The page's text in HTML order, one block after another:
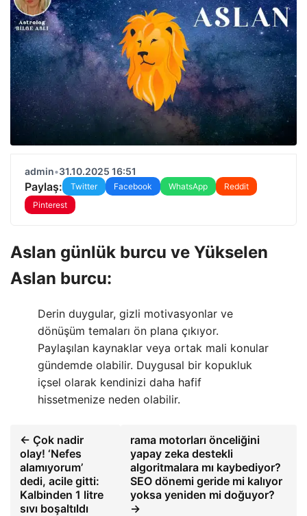
admin•31.10.2025 16:51
Paylaş: Twitter Facebook WhatsApp
Reddit
Pinterest
Aslan günlük burcu ve Yükselen
Aslan burcu:
Derin duygular, gizli motivasyonlar ve
dönüşüm temaları ön plana çıkıyor.
Paylaşılan kaynaklar veya ortak mali konular
gündemde olabilir. Duygusal bir kopukluk
içsel olarak kendinizi daha hafif
hissetmenize neden olabilir.
← Çok nadir
olay! ‘Nefes
alamıyorum’
dedi, acile gitti:
Kalbinden 1 litre
sıvı boşaltıldı
rama motorları önceliğini
yapay zeka destekli
algoritmalara mı kaybediyor?
SEO dönemi geride mi kalıyor
yoksa yeniden mi doğuyor?
→